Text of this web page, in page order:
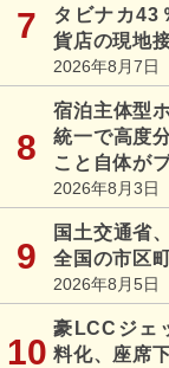
タビナカ43
貨店の現地
2026年8月7日
宿泊主体型
統一で高度
こと自体が
2026年8月3日
国土交通省
全国の市区
2026年8月5日
豪LCCジェ
料化、座席